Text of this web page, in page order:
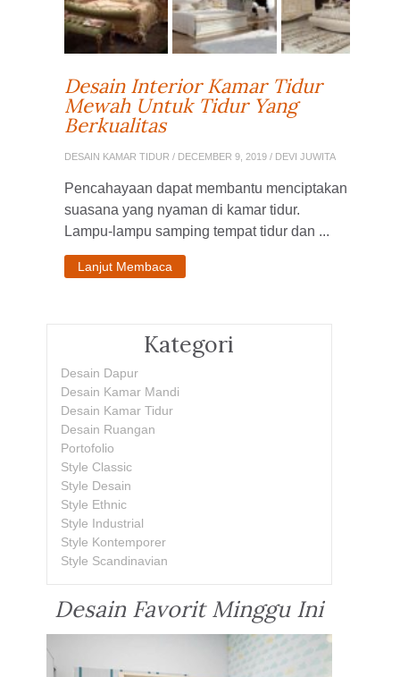
Desain Interior Kamar Tidur
Mewah Untuk Tidur Yang
Berkualitas
DESAIN KAMAR TIDUR / DECEMBER 9, 2019 / DEVI JUWITA
Pencahayaan dapat membantu menciptakan
suasana yang nyaman di kamar tidur.
Lampu-lampu samping tempat tidur dan ...
Lanjut Membaca
Kategori
Desain Dapur
Desain Kamar Mandi
Desain Kamar Tidur
Desain Ruangan
Portofolio
Style Classic
Style Desain
Style Ethnic
Style Industrial
Style Kontemporer
Style Scandinavian
Desain Favorit Minggu Ini